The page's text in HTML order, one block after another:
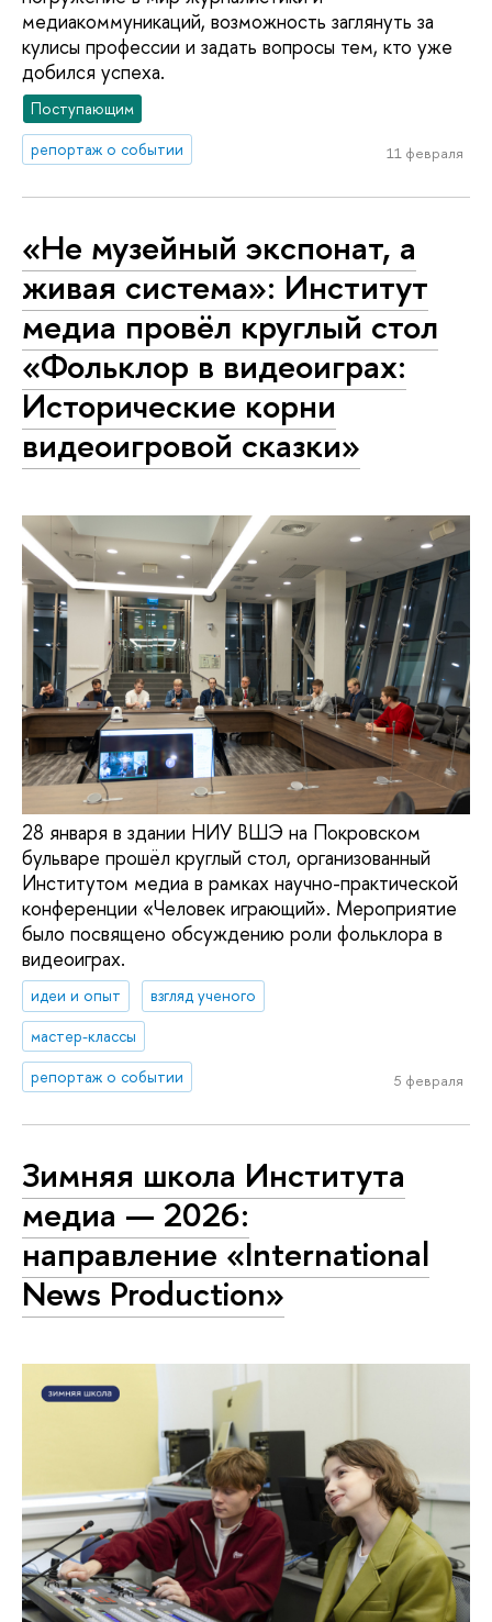
медиакоммуникаций, возможность заглянуть за
кулисы профессии и задать вопросы тем, кто уже
добился успеха.
Поступающим
репортаж о событии
11 февраля
«Не музейный экспонат, а
живая система»: Институт
медиа провёл круглый стол
«Фольклор в видеоиграх:
Исторические корни
видеоигровой сказки»
28 января в здании НИУ ВШЭ на Покровском
бульваре прошёл круглый стол, организованный
Институтом медиа в рамках научно-практической
конференции «Человек играющий». Мероприятие
было посвящено обсуждению роли фольклора в
видеоиграх.
идеи и опыт
взгляд ученого
мастер-классы
репортаж о событии
5 февраля
Зимняя школа Института
медиа — 2026:
направление «International
News Production»